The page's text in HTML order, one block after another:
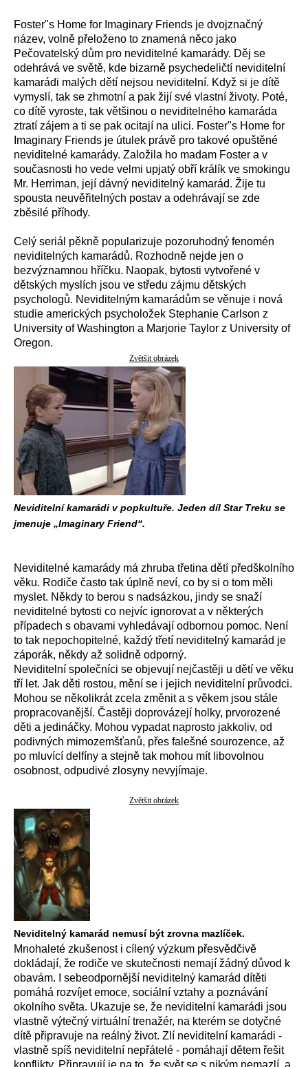
Foster"s Home for Imaginary Friends je dvojznačný
název, volně přeloženo to znamená něco jako
Pečovatelský dům pro neviditelné kamarády. Děj se
odehrává ve světě, kde bizarně psychedeličtí neviditelní
kamarádi malých dětí nejsou neviditelní. Když si je dítě
vymyslí, tak se zhmotní a pak žijí své vlastní životy. Poté,
co dítě vyroste, tak většinou o neviditelného kamaráda
ztratí zájem a ti se pak ocitají na ulici. Foster"s Home for
Imaginary Friends je útulek právě pro takové opuštěné
neviditelné kamarády. Založila ho madam Foster a v
současnosti ho vede velmi upjatý obří králík ve smokingu
Mr. Herriman, její dávný neviditelný kamarád. Žije tu
spousta neuvěřitelných postav a odehrávají se zde
zběsilé příhody.
Celý seriál pěkně popularizuje pozoruhodný fenomén
neviditelných kamarádů. Rozhodně nejde jen o
bezvýznamnou hříčku. Naopak, bytosti vytvořené v
dětských myslích jsou ve středu zájmu dětských
psychologů. Neviditelným kamarádům se věnuje i nová
studie amerických psycholožek Stephanie Carlson z
University of Washington a Marjorie Taylor z University of
Oregon.
Zvětšit obrázek
Neviditelní kamarádi v popkultuře. Jeden díl Star Treku se
jmenuje „Imaginary Friend“.
Neviditelné kamarády má zhruba třetina dětí předškolního
věku. Rodiče často tak úplně neví, co by si o tom měli
myslet. Někdy to berou s nadsázkou, jindy se snaží
neviditelné bytosti co nejvíc ignorovat a v některých
případech s obavami vyhledávají odbornou pomoc. Není
to tak nepochopitelné, každý třetí neviditelný kamarád je
záporák, někdy až solidně odporný.
Neviditelní společníci se objevují nejčastěji u dětí ve věku
tří let. Jak děti rostou, mění se i jejich neviditelní průvodci.
Mohou se několikrát zcela změnit a s věkem jsou stále
propracovanější. Častěji doprovázejí holky, prvorozené
děti a jedináčky. Mohou vypadat naprosto jakkoliv, od
podivných mimozemšťanů, přes falešné sourozence, až
po mluvící delfíny a stejně tak mohou mít libovolnou
osobnost, odpudivé zlosyny nevyjímaje.
Zvětšit obrázek
Neviditelný kamarád nemusí být zrovna mazlíček.
Mnohaleté zkušenost i cílený výzkum přesvědčivě
dokládají, že rodiče ve skutečnosti nemají žádný důvod k
obavám. I sebeodpornější neviditelný kamarád dítěti
pomáhá rozvíjet emoce, sociální vztahy a poznávání
okolního světa. Ukazuje se, že neviditelní kamarádi jsou
vlastně výtečný virtuální trenažér, na kterém se dotyčné
dítě připravuje na reálný život. Zlí neviditelní kamarádi -
vlastně spíš neviditelní nepřátelé - pomáhají dětem řešit
konflikty. Připravují je na to, že svět se s nikým nemazlí, a